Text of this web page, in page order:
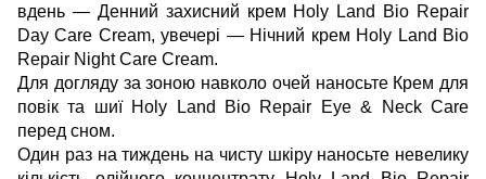
вдень — Денний захисний крем Holy Land Bio Repair
Day Care Cream, увечері — Нічний крем Holy Land Bio
Repair Night Care Cream.
Для догляду за зоною навколо очей наносьте Крем для
повік та шиї Holy Land Bio Repair Eye & Neck Care
перед сном.
Один раз на тиждень на чисту шкіру наносьте невелику